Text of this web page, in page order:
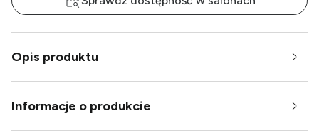
Opis produktu
Informacje o produkcie